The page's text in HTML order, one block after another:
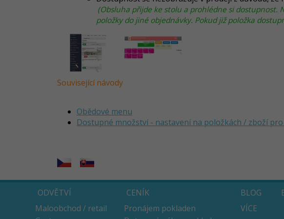
(Obsluha přijde ke stolu a prohlédne si dostupnost.
položky do jiné objednávky. Pokud již položka
Související návody
Obědové menu
Dostupné množství - nastavení na položkách / zboží
ODVĚTVÍ
Maloobchod / retail
CENÍK
Pronájem pokladen
BLOG
VÍCE